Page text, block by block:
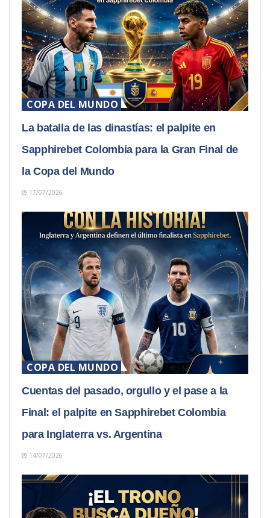
COPA DEL MUNDO
La batalla de las dinastías: el palpite en
Sapphirebet Colombia para la Gran Final de
la Copa del Mundo
17/07/2026
COPA DEL MUNDO
Cuentas del pasado, orgullo y el pase a la
Final: el palpite en Sapphirebet Colombia
para Inglaterra vs. Argentina
14/07/2026